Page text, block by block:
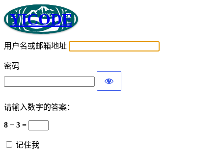
YICODE
用户名或邮箱地址
密码
请输入数字的答案：
8 − 3 =
记住我